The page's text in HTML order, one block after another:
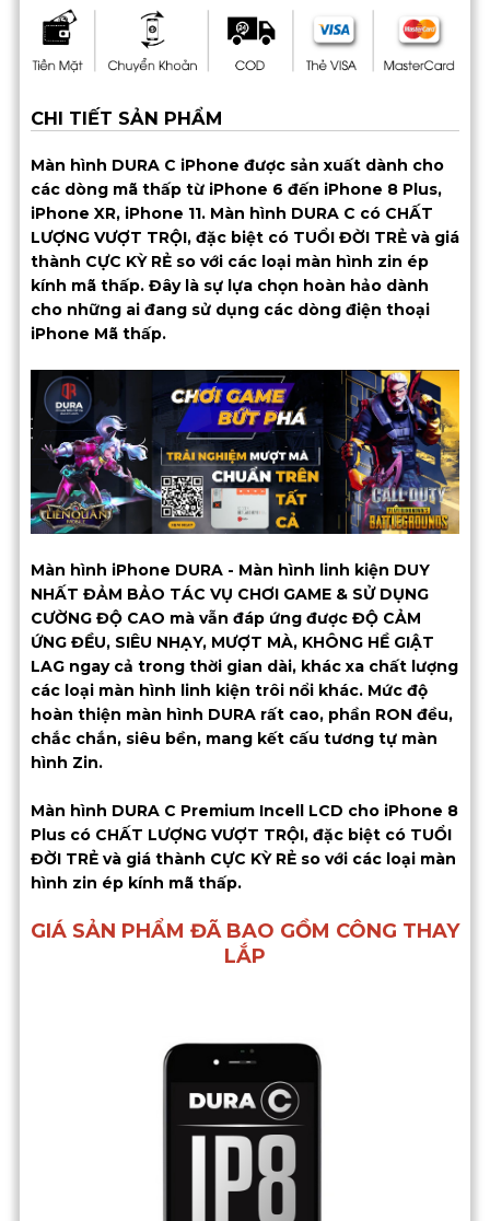
CHI TIẾT SẢN PHẨM
Màn hình DURA C iPhone được sản xuất dành cho
các dòng mã thấp từ iPhone 6 đến iPhone 8 Plus,
iPhone XR, iPhone 11. Màn hình DURA C có CHẤT
LƯỢNG VƯỢT TRỘI, đặc biệt có TUỔI ĐỜI TRẺ và giá
thành CỰC KỲ RẺ so với các loại màn hình zin ép
kính mã thấp. Đây là sự lựa chọn hoàn hảo dành
cho những ai đang sử dụng các dòng điện thoại
iPhone Mã thấp.
Màn hình iPhone DURA - Màn hình linh kiện DUY
NHẤT ĐẢM BẢO TÁC VỤ CHƠI GAME & SỬ DỤNG
CƯỜNG ĐỘ CAO mà vẫn đáp ứng được ĐỘ CẢM
ỨNG ĐỀU, SIÊU NHẠY, MƯỢT MÀ, KHÔNG HỀ GIẬT
LAG ngay cả trong thời gian dài, khác xa chất lượng
các loại màn hình linh kiện trôi nổi khác. Mức độ
hoàn thiện màn hình DURA rất cao, phần RON đều,
chắc chắn, siêu bền, mang kết cấu tương tự màn
hình Zin.
Màn hình DURA C Premium Incell LCD cho iPhone 8
Plus có CHẤT LƯỢNG VƯỢT TRỘI, đặc biệt có TUỔI
ĐỜI TRẺ và giá thành CỰC KỲ RẺ so với các loại màn
hình zin ép kính mã thấp.
GIÁ SẢN PHẨM ĐÃ BAO GỒM CÔNG THAY
LẮP